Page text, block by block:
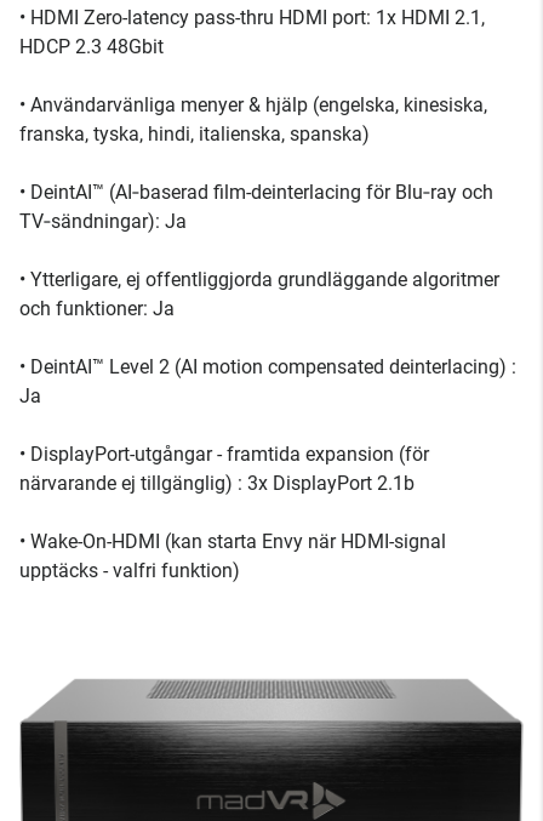
• HDMI Zero-latency pass-thru HDMI port: 1x HDMI 2.1,
HDCP 2.3 48Gbit
• Användarvänliga menyer & hjälp (engelska, kinesiska,
franska, tyska, hindi, italienska, spanska)
• DeintAI™ (AI‑baserad film-deinterlacing för Blu‑ray och
TV‑sändningar): Ja
• Ytterligare, ej offentliggjorda grundläggande algoritmer
och funktioner: Ja
• DeintAI™ Level 2 (AI motion compensated deinterlacing) :
Ja
• DisplayPort-utgångar - framtida expansion (för
närvarande ej tillgänglig) : 3x DisplayPort 2.1b
• Wake-On-HDMI (kan starta Envy när HDMI-signal
upptäcks - valfri funktion)